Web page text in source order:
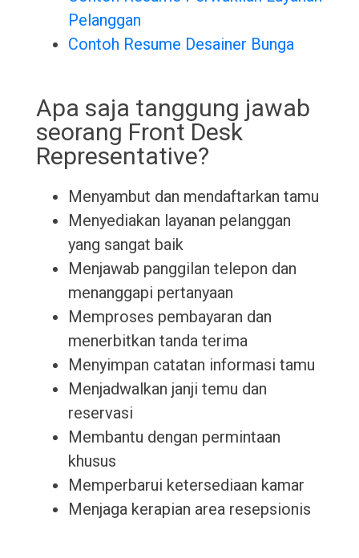
Pelanggan
Contoh Resume Desainer Bunga
Apa saja tanggung jawab
seorang Front Desk
Representative?
Menyambut dan mendaftarkan tamu
Menyediakan layanan pelanggan
yang sangat baik
Menjawab panggilan telepon dan
menanggapi pertanyaan
Memproses pembayaran dan
menerbitkan tanda terima
Menyimpan catatan informasi tamu
Menjadwalkan janji temu dan
reservasi
Membantu dengan permintaan
khusus
Memperbarui ketersediaan kamar
Menjaga kerapian area resepsionis